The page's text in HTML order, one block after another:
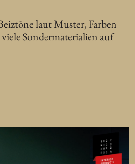
laut Muster, Farben
Sondermaterialien auf